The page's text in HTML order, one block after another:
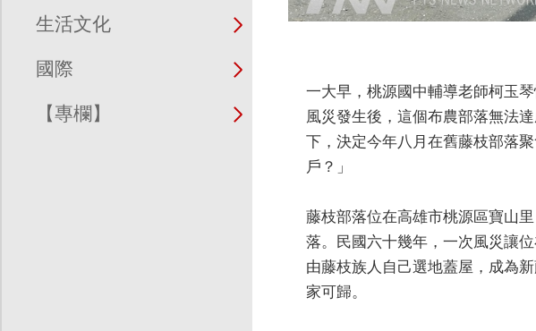
生活文化
國際
【專欄】
一大早，桃源國中輔導老師柯玉
風災發生後，這個布農部落無法
下，決定今年八月在舊藤枝部落
戶？」
藤枝部落位在高雄市桃源區寶山
落。民國六十幾年，一次風災讓
由藤枝族人自己選地蓋屋，成為
家可歸。